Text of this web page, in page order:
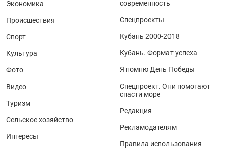
Экономика
Происшествия
Спорт
Культура
Фото
Видео
Туризм
Сельское хозяйство
Интересы
современность
Спецпроекты
Кубань 2000-2018
Кубань. Формат успеха
Я помню День Победы
Спецпроект. Они помогают
спасти море
Редакция
Рекламодателям
Правила использования